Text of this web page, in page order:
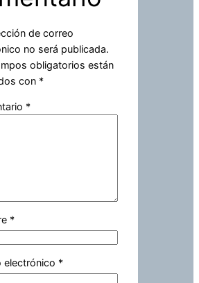
de correo
no será publicada.
obligatorios están
con *
*
*
electrónico *